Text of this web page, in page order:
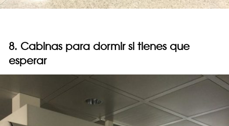
8. Cabinas para dormir si tienes que
esperar